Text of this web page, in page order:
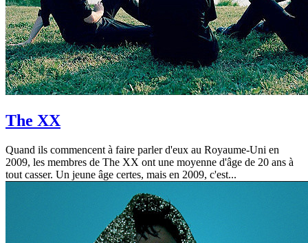
The XX
Quand ils commencent à faire parler d'eux au Royaume-Uni en
2009, les membres de The XX ont une moyenne d'âge de 20 ans à
tout casser. Un jeune âge certes, mais en 2009, c'est...